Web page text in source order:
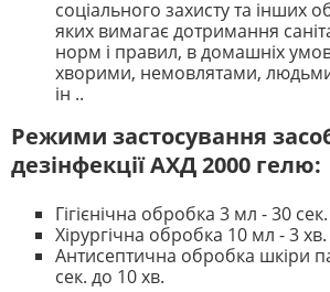
соціального захисту та інших
яких вимагає дотримання
норм і правил, в домашніх
хворими, немовлятами, людьми
ін ..
Режими застосування
дезінфекції АХД 2000 гелю:
Гігієнічна обробка 3 мл - 30 сек.
Хірургічна обробка 10 мл - 3 хв.
Антисептична обробка шкіри
сек. до 10 хв.